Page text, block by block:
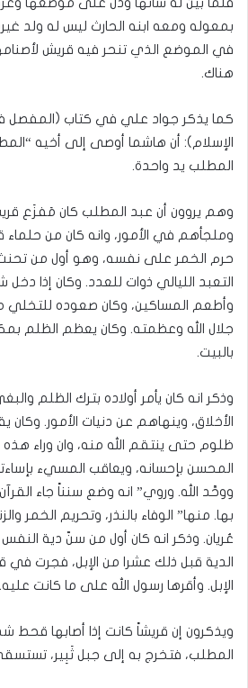
بمعوله ومعه ابنه الحارث ليس له ولد
في الموضع الذي تنحر فيه قريش
هناك‏.‏
كما يذكر جواد علي في كتاب (المفصل
الإسلام): أن هاشما أوصى إلى أخيه
المطلب يد واحدة.
وهم يروون أن عبد المطلب كان مَفزَع
وملجأهم في الأمور، وانه كان من
حرم الخمر على نفسه، وهو أول من تحنث
التعبد الليالي ذوات للعدد. وكان إذا
وأطعم المساكين، وكان صعوده للتخلي
جلال الله وعظمته. وكان يعظم الظلم
بالبيت.
وذكر انه كان يأمر أولاده بترك الظلم
الأخلاق، وينهاهم عن دنيات الأمور. وكان
ظلوم حتى ينتقم الله منه، وان وراء هذه
المحسن بإحسانه، ويعاقب المسيء
ووحَّد الله. وروي” انه وضع سنناً جاء
بها. منها” الوفاء بالنذر، وتحريم الخمر
عُريان. وذكر انه كان أول من سنّ دية النفس
الدية قبل ذلك عشرا من الإبل، فجرت في
الإبل. وأقرها رسول الله على ما كانت عليه.
ويذكرون إن قريشاً كانت إذا أصابها قحط
المطلب، فتخرج به إلى جبل ثَبِير،